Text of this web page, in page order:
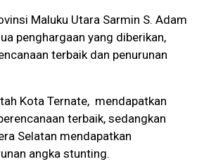
Maluku Utara Sarmin S. Adam
penghargaan yang diberikan,
terbaik dan penurunan
Kota Ternate, mendapatkan
terbaik, sedangkan
Selatan mendapatkan
angka stunting.